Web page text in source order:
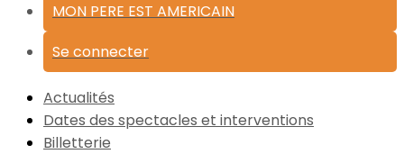
MON PERE EST AMERICAIN
Se connecter
Actualités
Dates des spectacles et interventions
Billetterie